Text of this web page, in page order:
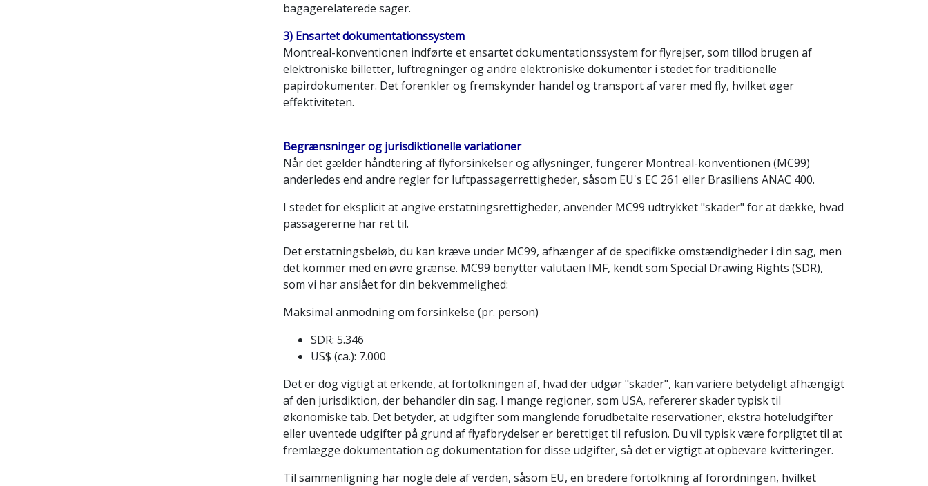
bagagerelaterede sager.
3) Ensartet dokumentationssystem
Montreal-konventionen indførte et ensartet dokumentationssystem for flyrejser, som tillod brugen af
elektroniske billetter, luftregninger og andre elektroniske dokumenter i stedet for traditionelle
papirdokumenter. Det forenkler og fremskynder handel og transport af varer med fly, hvilket øger
effektiviteten.
Begrænsninger og jurisdiktionelle variationer
Når det gælder håndtering af flyforsinkelser og aflysninger, fungerer Montreal-konventionen (MC99)
anderledes end andre regler for luftpassagerrettigheder, såsom EU's EC 261 eller Brasiliens ANAC 400.
I stedet for eksplicit at angive erstatningsrettigheder, anvender MC99 udtrykket "skader" for at dække, hvad
passagererne har ret til.
Det erstatningsbeløb, du kan kræve under MC99, afhænger af de specifikke omstændigheder i din sag, men
det kommer med en øvre grænse. MC99 benytter valutaen IMF, kendt som Special Drawing Rights (SDR),
som vi har anslået for din bekvemmelighed:
Maksimal anmodning om forsinkelse (pr. person)
SDR: 5.346
US$ (ca.): 7.000
Det er dog vigtigt at erkende, at fortolkningen af, hvad der udgør "skader", kan variere betydeligt afhængigt
af den jurisdiktion, der behandler din sag. I mange regioner, som USA, refererer skader typisk til
økonomiske tab. Det betyder, at udgifter som manglende forudbetalte reservationer, ekstra hoteludgifter
eller uventede udgifter på grund af flyafbrydelser er berettiget til refusion. Du vil typisk være forpligtet til at
fremlægge dokumentation og dokumentation for disse udgifter, så det er vigtigt at opbevare kvitteringer.
Til sammenligning har nogle dele af verden, såsom EU, en bredere fortolkning af forordningen, hvilket